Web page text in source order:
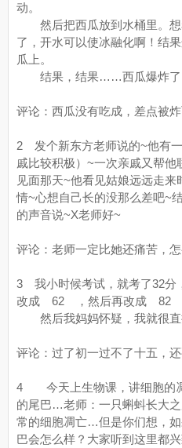
动。
然后把西瓜放到水桶里。想
了，开水可以使冰融化啊！结
瓜上。
结果，结果……西瓜爆炸了！
评论：西瓜没有吃成，差点
2 发个新东方老师说的~他有
戚比较积极）~一次亲戚又帮
见面那天~他看见姑娘远远走
情~心想自己长的没那么差吧~
的声音说~X老师好~
评论：老师一定比她还痛苦
3 我小时候考试，就考了32分
改成 62 ，然后再改成
然后我妈妈怀疑，我就很直
评论：过了初一过不了十五，还
4 今天上生物课，讲细胞的
的尾巴…老师：一只蝌蚪长大
常的细胞凋亡…但是你们想，
巴会怎么样？大家听到这里都